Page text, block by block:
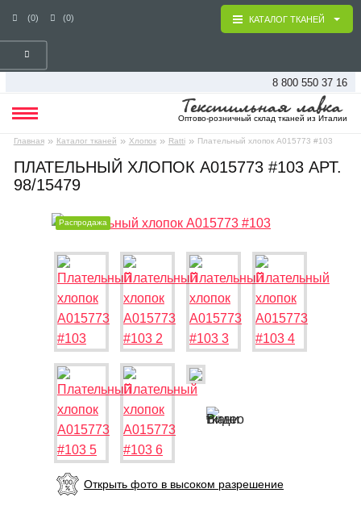
(0) (0)
8 800 550 37 16
Оптово-розничный склад тканей из Италии
Главная » Каталог тканей » Хлопок » Ratti » Плательный хлопок А015773 #103
КАТАЛОГ ТКАНЕЙ
ПЛАТЕЛЬНЫЙ ХЛОПОК А015773 #103 АРТ.
98/15479
Распродажа
Открыть фото в высоком разрешение